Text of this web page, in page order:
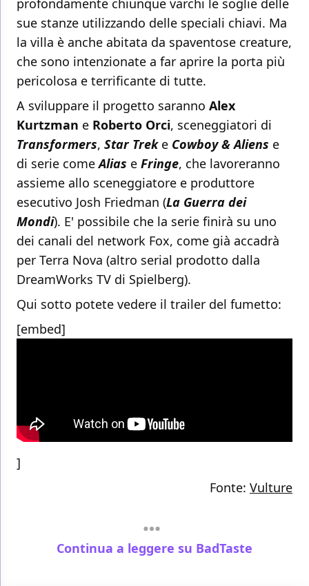
profondamente chiunque varchi le soglie delle
sue stanze utilizzando delle speciali chiavi. Ma
la villa è anche abitata da spaventose creature,
che sono intenzionate a far aprire la porta più
pericolosa e terrificante di tutte.
A sviluppare il progetto saranno Alex
Kurtzman e Roberto Orci, sceneggiatori di
Transformers, Star Treke Cowboy & Aliens e
di serie comeAlias e Fringe, che lavoreranno
assieme allo sceneggiatore e produttore
esecutivo Josh Friedman (La Guerra dei
Mondi). E' possibile che la serie finirà su uno
dei canali del network Fox, come già accadrà
per Terra Nova (altro serial prodotto dalla
DreamWorks TV di Spielberg).
Qui sotto potete vedere il trailer del fumetto:
[embed]
]
Fonte: Vulture
Continua a leggere su BadTaste